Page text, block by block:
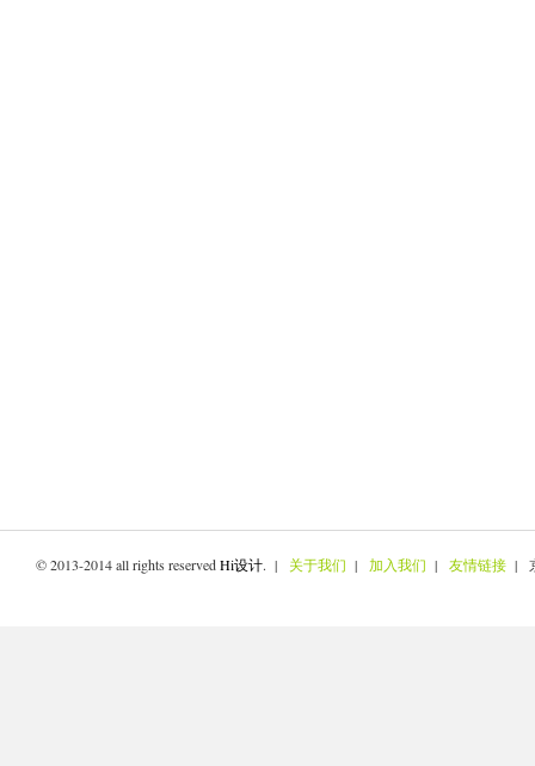
© 2013-2014 all rights reservedHi设计. | 关于我们 | 加入我们 | 友情链接 |